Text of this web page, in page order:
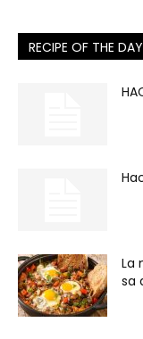
RECIPE OF THE DAY
La
sa